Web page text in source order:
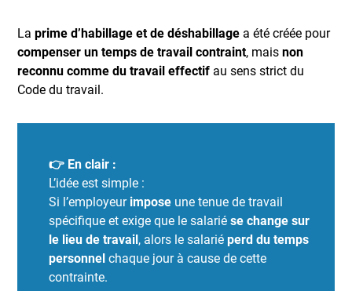
Laprime d’habillage et de déshabillage a été créée pour
compenser un temps de travail contraint, maisnon
reconnu comme du travail effectif au sens strict du
Code du travail.
👉 En clair :
L’idée est simple :
Si l’employeur impose une tenue de travail
spécifique et exige que le salariése change sur
le lieu de travail, alors le salarié perd du temps
personnel chaque jour à cause de cette
contrainte.